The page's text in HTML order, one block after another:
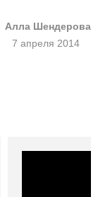
Алла Шендерова
7 апреля 2014